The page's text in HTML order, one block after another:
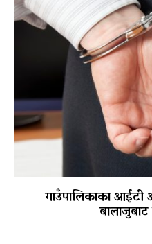
गाउँपालिकाका
बालाजुबाट